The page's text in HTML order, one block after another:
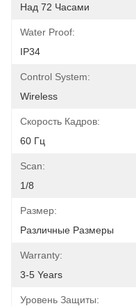
Над 72 Часами
Water Proof:
IP34
Control System:
Wireless
Скорость Кадров:
60 Гц
Scan:
1/8
Размер:
Различные Размеры
Warranty:
3-5 Years
Уровень Защиты: